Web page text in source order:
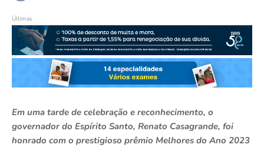
Últimas
Em uma tarde de celebração e reconhecimento, o
governador do Espírito Santo, Renato Casagrande, foi
honrado com o prestigioso prêmio Melhores do Ano 2023